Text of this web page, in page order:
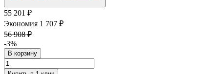
55 201 ₽
Экономия 1 707 ₽
56 908 ₽
-3%
В корзину